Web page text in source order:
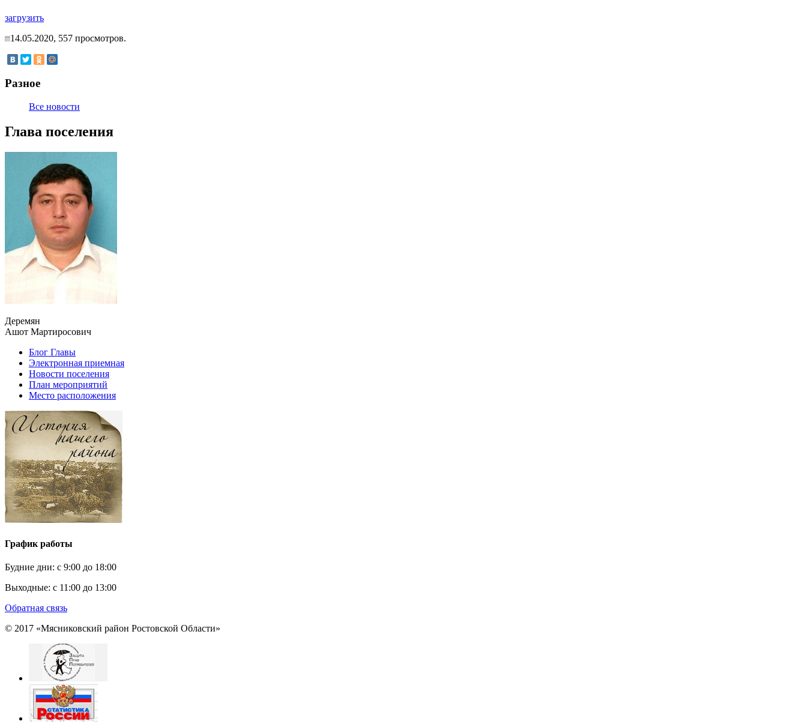
загрузить
14.05.2020, 557 просмотров.
Разное
Все новости
Глава поселения
Деремян
Ашот Мартиросович
Блог Главы
Электронная приемная
Новости поселения
План мероприятий
Место расположения
График работы
Будние дни: c 9:00 до 18:00
Выходные: с 11:00 до 13:00
Обратная связь
© 2017 «Мясниковский район Ростовской Области»